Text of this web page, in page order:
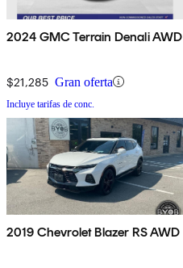
2024 GMC Terrain Denali AWD
$21,285 Gran oferta
Incluye tarifas de conc.
2019 Chevrolet Blazer RS AWD